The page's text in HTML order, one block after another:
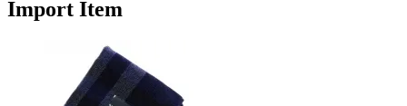
Import Item